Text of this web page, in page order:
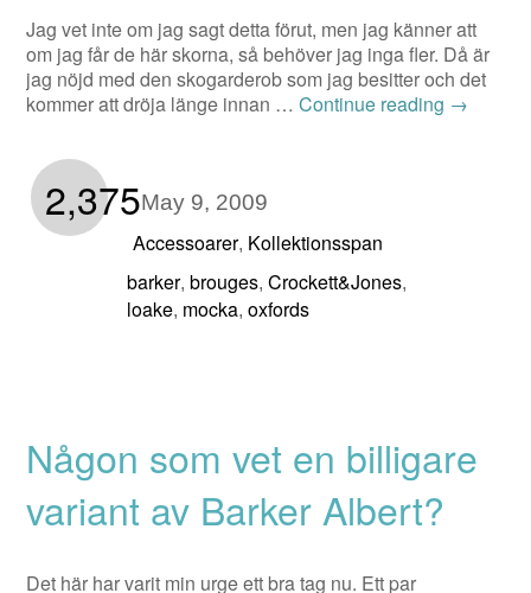
Jag vet inte om jag sagt detta förut, men jag känner att
om jag får de här skorna, så behöver jag inga fler. Då är
jag nöjd med den skogarderob som jag besitter och det
kommer att dröja länge innan …Continue reading →
2,375May 9, 2009
Accessoarer, Kollektionsspan
barker, brouges,Crockett&Jones,
loake, mocka,oxfords
Någon som vet en billigare
variant av Barker Albert?
Det här har varit min urge ett bra tag nu. Ett par